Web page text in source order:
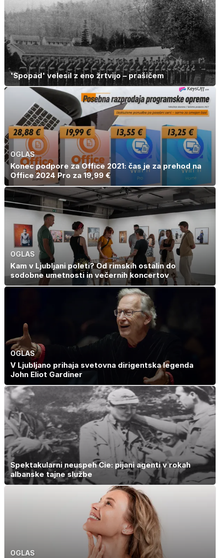
'Spopad' velesil z eno žrtvijo – prašičem
OGLAS
Konec podpore za Office 2021: čas je za prehod na
Office 2024 Pro za 19,99 €
OGLAS
Kam v Ljubljani poleti? Od rimskih ostalin do
sodobne umetnosti in večernih koncertov
OGLAS
V Ljubljano prihaja svetovna dirigentska legenda
John Eliot Gardiner
Spektakularni neuspeh Cie: pijani agenti v rokah
albanske tajne službe
OGLAS